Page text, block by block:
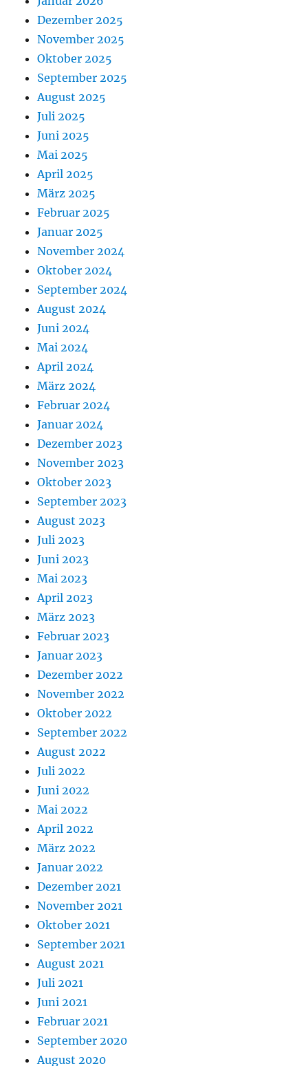
Dezember 2025
November 2025
Oktober 2025
September 2025
August 2025
Juli 2025
Juni 2025
Mai 2025
April 2025
März 2025
Februar 2025
Januar 2025
November 2024
Oktober 2024
September 2024
August 2024
Juni 2024
Mai 2024
April 2024
März 2024
Februar 2024
Januar 2024
Dezember 2023
November 2023
Oktober 2023
September 2023
August 2023
Juli 2023
Juni 2023
Mai 2023
April 2023
März 2023
Februar 2023
Januar 2023
Dezember 2022
November 2022
Oktober 2022
September 2022
August 2022
Juli 2022
Juni 2022
Mai 2022
April 2022
März 2022
Januar 2022
Dezember 2021
November 2021
Oktober 2021
September 2021
August 2021
Juli 2021
Juni 2021
Februar 2021
September 2020
August 2020